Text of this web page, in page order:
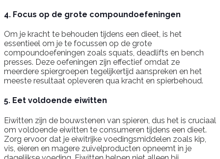
4. Focus op de grote compoundoefeningen
Om je kracht te behouden tijdens een dieet, is het
essentieel om je te focussen op de grote
compoundoefeningen zoals squats, deadlifts en bench
presses. Deze oefeningen zijn effectief omdat ze
meerdere spiergroepen tegelijkertijd aanspreken en het
meeste resultaat opleveren qua kracht en spierbehoud.
5. Eet voldoende eiwitten
Eiwitten zijn de bouwstenen van spieren, dus het is cruciaal
om voldoende eiwitten te consumeren tijdens een dieet.
Zorg ervoor dat je eiwitrijke voedingsmiddelen zoals kip,
vis, eieren en magere zuivelproducten opneemt in je